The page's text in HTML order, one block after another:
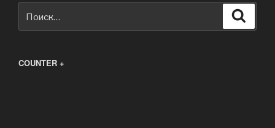
COUNTER +